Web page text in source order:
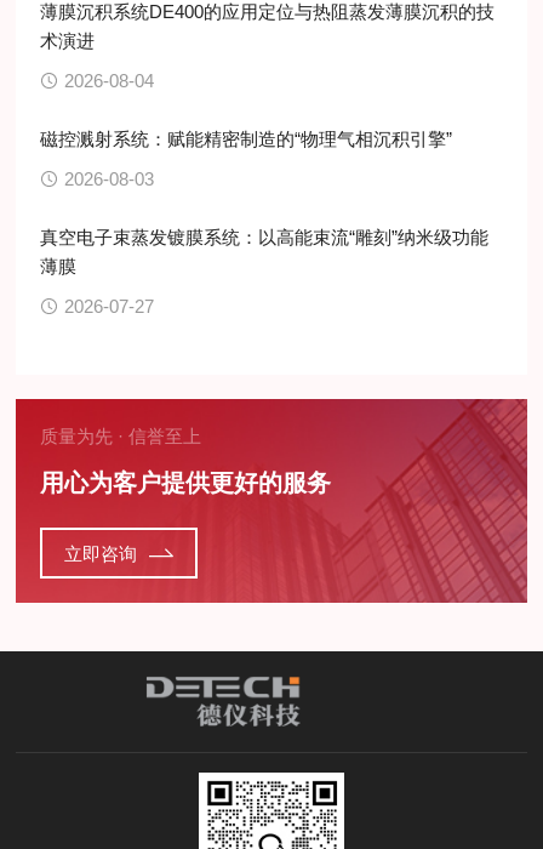
薄膜沉积系统DE400的应用定位与热阻蒸发薄膜沉积的技
术演进
2026-08-04
磁控溅射系统：赋能精密制造的“物理气相沉积引擎”
2026-08-03
真空电子束蒸发镀膜系统：以高能束流“雕刻”纳米级功能
薄膜
2026-07-27
质量为先 · 信誉至上
用心为客户提供更好的服务
立即咨询